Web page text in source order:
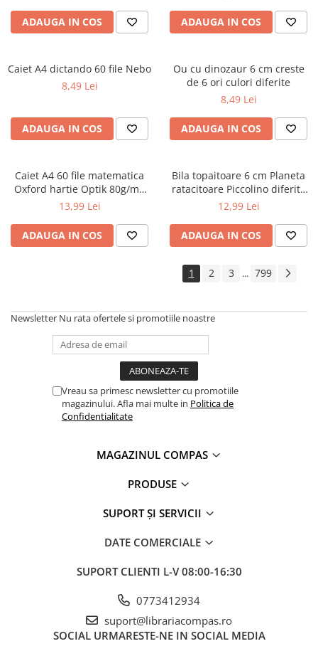
Cărți ilustrate și interactive
Materiale educaționale
Hobby și activități pentru copii
Educație și carte școlară
Culegeri și materiale auxiliare
Caiete de vacanță
Bibliografie școlară
Bibliografie didactică
Dicționare și gramatici
Romane și literatură
Clasici români și universali
Thriller și mister
Young adult
Dezvoltare personală și non-
Psihologie și dezvoltare personală
Parenting și educație
Sănătate și stil de viață
ADAUGA IN COS ADAUGA IN COS
Caiet A4 dictando 60 file Nebo
8,49 Lei
ADAUGA IN COS
Ou cu dinozaur 6 cm creste
de 6 ori culori diferite
8,49 Lei
ADAUGA IN COS
Caiet A4 60 file matematica
Oxford hartie Optik 80g/mp
motiv Touch Pastel
13,99 Lei
ADAUGA IN COS
Bila topaitoare 6 cm Planeta
ratacitoare Piccolino diferite
modele
12,99 Lei
ADAUGA IN COS
1 2 3 ... 799
Newsletter Nu rata ofertele si promotiile noastre
Vreau sa primesc newsletter cu promotiile
magazinului. Afla mai multe in Politica de
Confidentialitate
MAGAZINUL COMPAS
PRODUSE
SUPORT ȘI SERVICII
DATE COMERCIALE
SUPORT CLIENTI L-V 08:00-16:30
0773412934
suport@librariacompas.ro
SOCIAL URMARESTE-NE IN SOCIAL MEDIA